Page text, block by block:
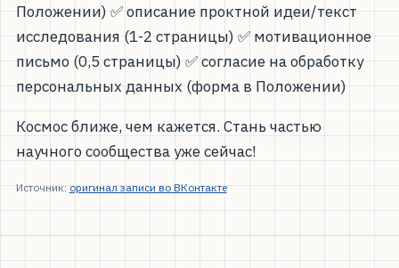
Положении) ✅ описание проктной идеи/текст
исследования (1-2 страницы) ✅ мотивационное
письмо (0,5 страницы) ✅ согласие на обработку
персональных данных (форма в Положении)
Космос ближе, чем кажется. Стань частью
научного сообщества уже сейчас!
Источник: оригинал записи во ВКонтакте